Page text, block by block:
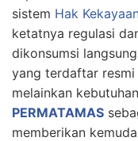
sistem Hak
ketatnya regulasi
dikonsumsi
yang terdaftar
melainkan
PERMATAMAS
memberikan